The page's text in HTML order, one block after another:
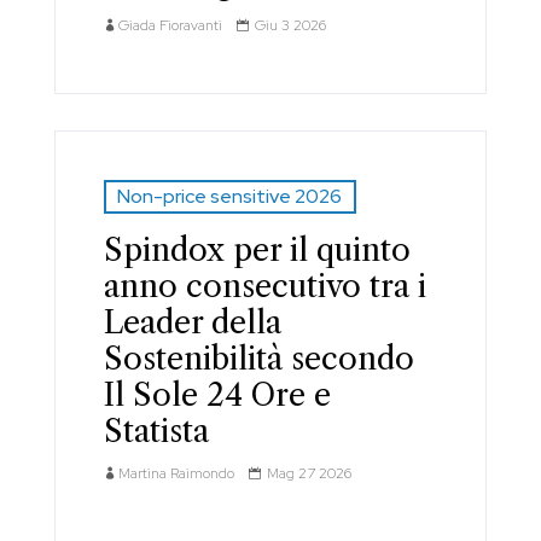
Giada Fioravanti Giu 3 2026
Non-price sensitive 2026
Spindox per il quinto
anno consecutivo tra i
Leader della
Sostenibilità secondo
Il Sole 24 Ore e
Statista
Martina Raimondo Mag 27 2026